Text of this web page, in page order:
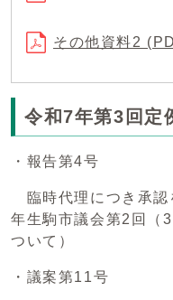
その他資料2
令和7年第3回定
・報告第4号
臨時代理につき承認
年生駒市議会第2回（
ついて）
・議案第11号